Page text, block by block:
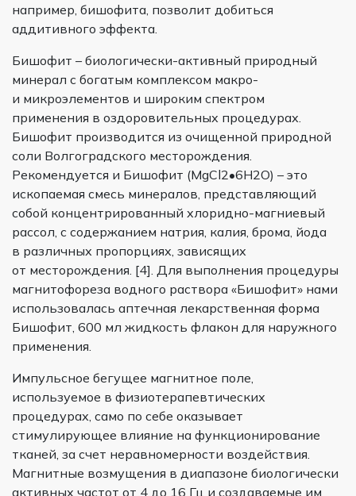
например, бишофита, позволит добиться
аддитивного эффекта.
Бишофит – биологически-активный природный
минерал с богатым комплексом макро-
и микроэлементов и широким спектром
применения в оздоровительных процедурах.
Бишофит производится из очищенной природной
соли Волгоградского месторождения.
Рекомендуется и Бишофит (MgCl2•6H2O) – это
ископаемая смесь минералов, представляющий
собой концентрированный хлоридно-магниевый
рассол, с содержанием натрия, калия, брома, йода
в различных пропорциях, зависящих
от месторождения. [4]. Для выполнения процедуры
магнитофореза водного раствора «Бишофит» нами
использовалась аптечная лекарственная форма
Бишофит, 600 мл жидкость флакон для наружного
применения.
Импульсное бегущее магнитное поле,
используемое в физиотерапевтических
процедурах, само по себе оказывает
стимулирующее влияние на функционирование
тканей, за счет неравномерности воздействия.
Магнитные возмущения в диапазоне биологически
активных частот от 4 до 16 Гц и создаваемые им